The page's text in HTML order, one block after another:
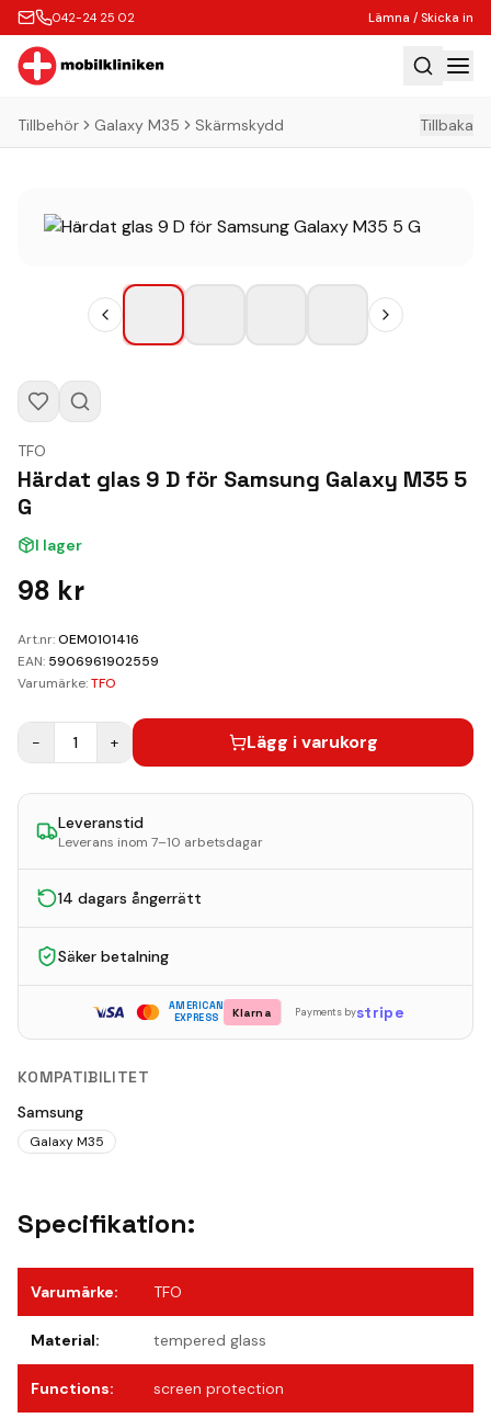
042-24 25 02 Lämna / Skicka in
Hem
Köp
Boka Express
Lämna / Skicka in
Butik
Kontakt
Kundvagn
Tillbehör Galaxy M35 Skärmskydd Tillbaka
TFO
Härdat glas 9 D för Samsung Galaxy M35 5
G
I lager
98 kr
Art.nr:OEM0101416
EAN: 5906961902559
Varumärke:TFO
− 1 + Lägg i varukorg
Leveranstid
Leverans inom 7–10 arbetsdagar
14 dagars ångerrätt
Säker betalning
AMERICAN
EXPRESS
Klarna Payments bystripe
KOMPATIBILITET
Samsung
Galaxy M35
Specifikation:
Varumärke: TFO
Material: tempered glass
Functions: screen protection